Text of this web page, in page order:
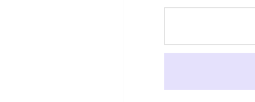
voor
DUCRU
Grand